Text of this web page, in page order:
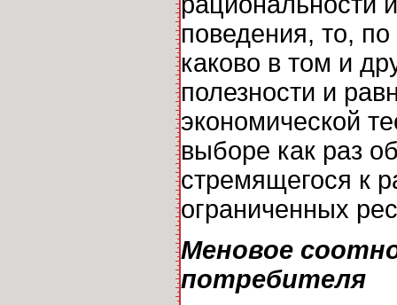
поведения, то,
каково в том и
полезности и
экономической
выборе как раз
стремящегося к
ограниченных
Меновое
потребителя